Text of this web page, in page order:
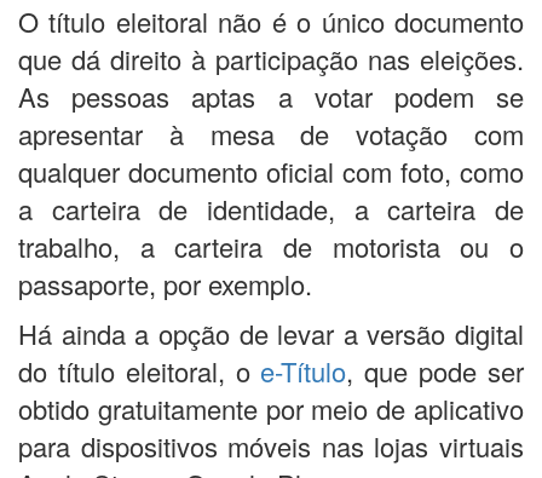
O título eleitoral não é o único documento
que dá direito à participação nas eleições.
As pessoas aptas a votar podem se
apresentar à mesa de votação com
qualquer documento oficial com foto, como
a carteira de identidade, a carteira de
trabalho, a carteira de motorista ou o
passaporte, por exemplo.
Há ainda a opção de levar a versão digital
do título eleitoral, o e-Título, que pode ser
obtido gratuitamente por meio de aplicativo
para dispositivos móveis nas lojas virtuais